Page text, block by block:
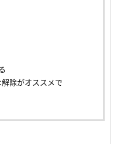
解除がオススメで